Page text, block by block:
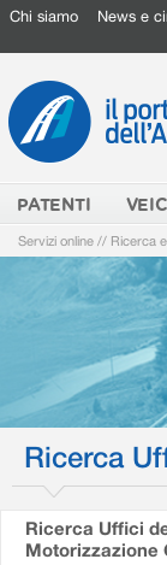
Chi siamo News e
PATENTI
Servizi online // Ricerca
Ricerca
Ricerca Uffici
Motorizzazione